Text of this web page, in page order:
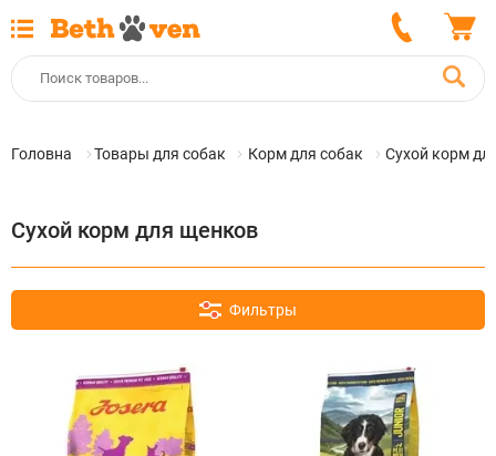
Головна Товары для собак Корм для собак Сухой корм
Сухой корм для щенков
Фильтры